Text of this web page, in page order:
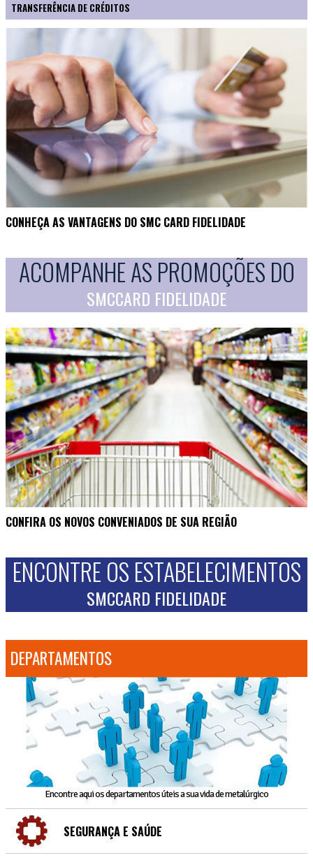
TRANSFERÊNCIA DE CRÉDITOS
CONHEÇA AS VANTAGENS DO SMC CARD FIDELIDADE
ACOMPANHE AS PROMOÇÕES DO
SMCCARD FIDELIDADE
CONFIRA OS NOVOS CONVENIADOS DE SUA REGIÃO
ENCONTRE OS ESTABELECIMENTOS
SMCCARD FIDELIDADE
DEPARTAMENTOS
Encontre aqui os departamentos úteis a sua vida de metalúrgico
SEGURANÇA E SAÚDE